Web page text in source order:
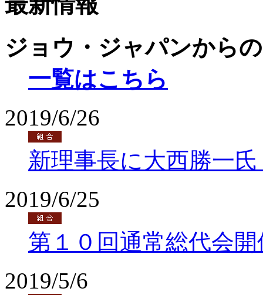
ジョウ・ジャパンから
一覧はこちら
2019/6/26
新理事長に大西勝一
2019/6/25
第１０回通常総代会開
2019/5/6